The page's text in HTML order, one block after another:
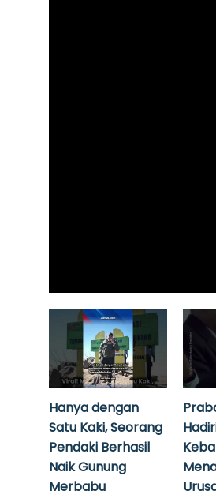
Hanya dengan
Satu Kaki, Seorang
Pendaki Berhasil
Naik Gunung
Merbabu